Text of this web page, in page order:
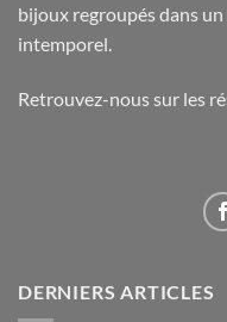
bijoux regroupés dans
intemporel.
Retrouvez-nous sur les
DERNIERS ARTICLES